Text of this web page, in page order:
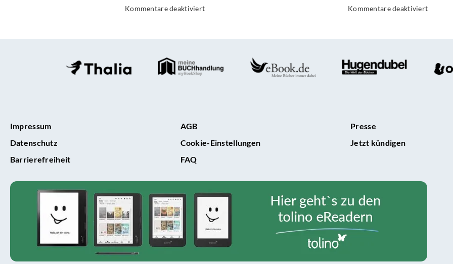
Kommentare deaktiviertfür
ein
Kommentare deaktiviertfür
Impressum
Datenschutz
Barrierefreiheit
AGB
Cookie-Einstellungen
FAQ
Presse
Jetzt kündigen